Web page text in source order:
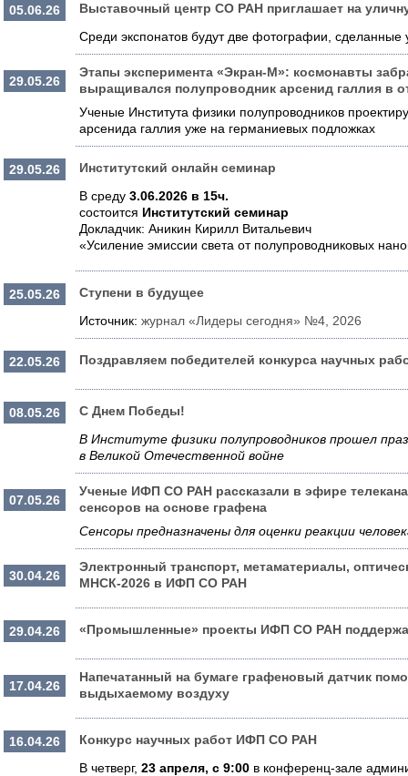
05.06.26
Выставочный центр СО РАН приглашает на
Среди экспонатов будут две фотографии,
29.05.26
Этапы эксперимента «Экран-М»: космонавты
выращивался полупроводник арсенид галлия в
Ученые Института физики полупроводников
арсенида галлия уже на германиевых подложках
29.05.26
Институтский онлайн семинар
В среду 3.06.2026 в 15ч.
состоится Институтский семинар
Докладчик: Аникин Кирилл Витальевич
«Усиление эмиссии света от полупроводниковых
25.05.26
Ступени в будущее
Источник: журнал «Лидеры сегодня» №4, 2026
22.05.26 Поздравляем победителей конкурса научных
08.05.26
С Днем Победы!
В Институте физики полупроводников прошел
в Великой Отечественной войне
07.05.26
Ученые ИФП СО РАН рассказали в эфире
сенсоров на основе графена
Сенсоры предназначены для оценки реакции
30.04.26
Электронный транспорт, метаматериалы,
МНСК-2026 в ИФП СО РАН
29.04.26 «Промышленные» проекты ИФП СО РАН
17.04.26
Напечатанный на бумаге графеновый датчик
выдыхаемому воздуху
16.04.26
Конкурс научных работ ИФП СО РАН
В четверг, 23 апреля, с 9:00 в конференц-зале